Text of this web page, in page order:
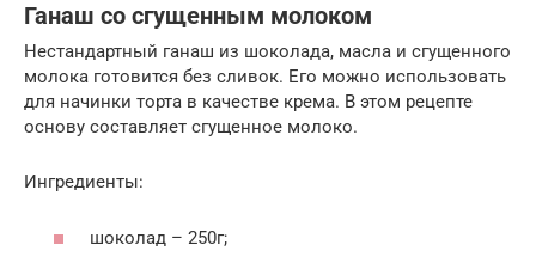
Ганаш со сгущенным молоком
Нестандартный ганаш из шоколада, масла и сгущенного
молока готовится без сливок. Его можно использовать
для начинки торта в качестве крема. В этом рецепте
основу составляет сгущенное молоко.
Ингредиенты:
шоколад – 250г;